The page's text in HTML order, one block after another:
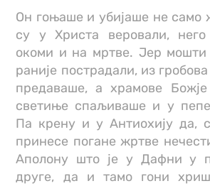
Он гоњаше и убијаше не само
су у Христа веровали,
окоми и на мртве. Јер мошти
раније пострадали, из
предаваше, a храмове
светиње спаљиваше и у
Па крену и у Антиохију да,
принесе погане жртве
Аполону што је у Дафни у
друге, да и тамо гони